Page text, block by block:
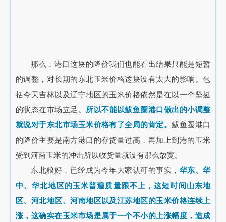
那么，港口这块的降价我们也能看出结果只能是短暂
的调整，对长期的东北玉米价格这块没有太大的影响。包
括今天吉林以及辽宁地区的玉米价格依然是在以一个坚挺
的状态在市场立足。 所以不能以鲅鱼圈港口做出的小调整
就说对于东北市场玉米价格有了全局的肯定。鲅鱼圈港口
的降价主要是南方港口的存货量过高，再加上到港的玉米
受到河南玉米的冲击所以收货量就没有那么放宽。
东北粮好，已经成为今年大家认可的事实， 华东、华
中、华北地区的玉米普遍质量跟不上，这短时间山东地
区、河北地区、河南地区以及江苏地区的玉米价格连续上
涨，这确实在玉米市场是属于一个不小的上涨幅度，造成